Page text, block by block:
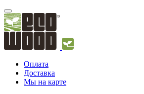
Оплата
Доставка
Мы на карте